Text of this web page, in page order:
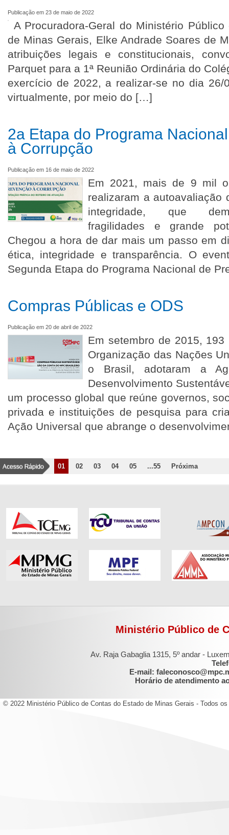
Publicação em 23 de maio de 2022
A Procuradora-Geral do Ministério
de Minas Gerais, Elke Andrade Soares de
atribuições legais e constitucionais,
Parquet para a 1ª Reunião Ordinária do
exercício de 2022, a realizar-se no dia 26/
virtualmente, por meio do […]
2a Etapa do Programa
à Corrupção
Publicação em 16 de maio de 2022
Em 2021, mais de 9 mil
realizaram a autoavaliação
integridade, que
fragilidades e grande
Chegou a hora de dar mais um passo em
ética, integridade e transparência. O
Segunda Etapa do Programa Nacional de
Compras Públicas e ODS
Publicação em 20 de abril de 2022
Em setembro de 2015,
Organização das Nações
o Brasil, adotaram a
Desenvolvimento
um processo global que reúne governos,
privada e instituições de pesquisa para
Ação Universal que abrange o
01 02 03 04 05 ...55 Próxima
Ministério Público de
Av. Raja Gabaglia 1315, 5º andar -
E-mail:
Horário de atendimento
© 2022 Ministério Público de Contas do Estado de Minas Gerais - Todos